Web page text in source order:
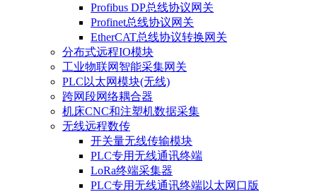
Profibus DP总线协议网关
Profinet总线协议网关
EtherCAT总线协议转换网关
分布式远程IO模块
工业物联网智能采集网关
PLC以太网模块(无线)
跨网段网络耦合器
机床CNC和注塑机数据采集
无线远程数传
开关量无线传输模块
PLC专用无线通讯终端
LoRa终端采集器
PLC专用无线通讯终端以太网口版